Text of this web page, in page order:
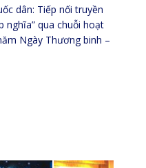
dân: Tiếp nối truyền
nghĩa” qua chuỗi hoạt
Ngày Thương binh –